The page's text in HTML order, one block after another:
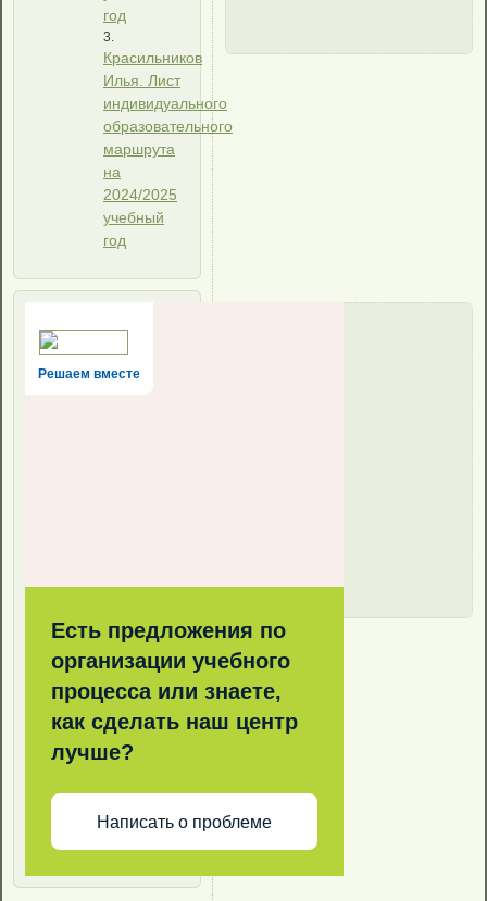
год
Красильников
Илья. Лист
индивидуального
образовательного
маршрута
на
2024/2025
учебный
год
Решаем вместе
Есть предложения по
организации учебного
процесса или знаете,
как сделать наш центр
лучше?
Написать о проблеме